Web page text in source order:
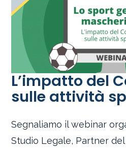
L’impatto del
sulle attività
Segnaliamo il webinar
Studio Legale, Partner del